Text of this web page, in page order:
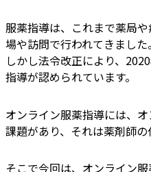
服薬指導は、これまで薬局
場や訪問で行われてきました。
しかし法令改正により、
指導が認められています。
オンライン服薬指導には、
課題があり、それは薬剤師の
そこで今回は、オンライン